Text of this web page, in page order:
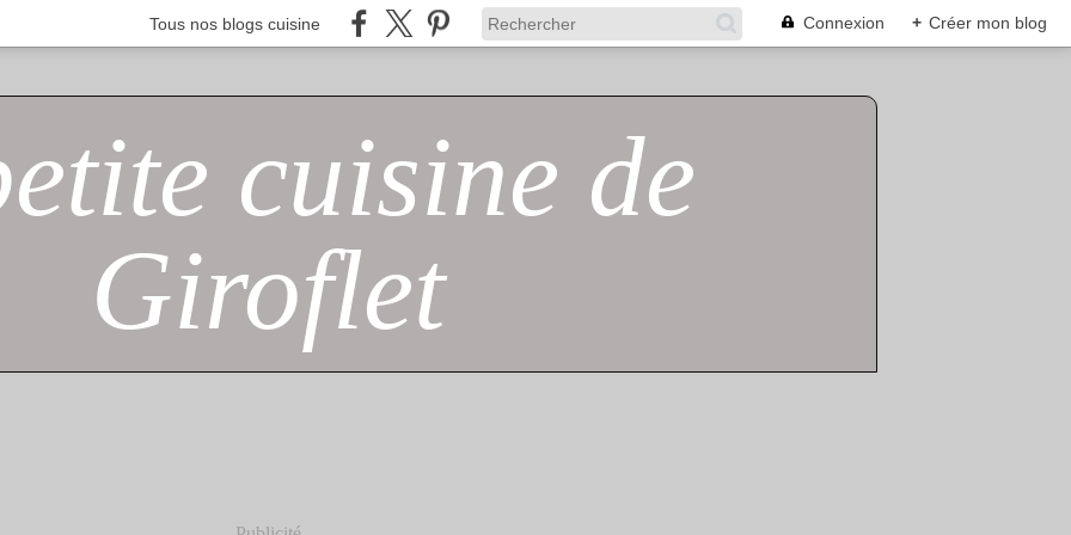
Tous nos blogs cuisine Connexion + Créer mon blog
cuisine de
Giroflet